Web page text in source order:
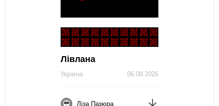
Лівлана
06.08.2026
Україна
Ліза Пазюра